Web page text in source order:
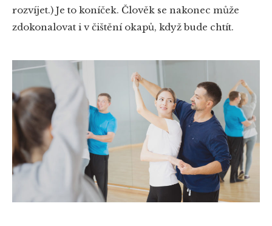
rozvíjet.) Je to koníček. Člověk se nakonec může
zdokonalovat i v čištění okapů, když bude chtít.